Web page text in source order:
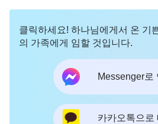
클릭하세요! 하나님에게서 온 기
의 가족에게 임할 것입니다.
Messenger로
카카오톡으로